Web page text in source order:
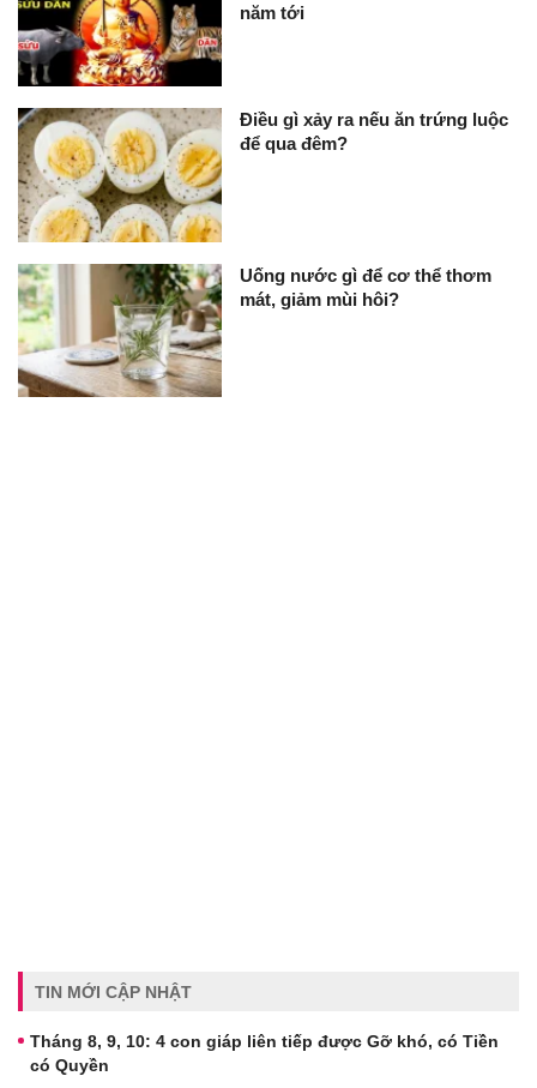
năm tới
Điều gì xảy ra nếu ăn trứng luộc
để qua đêm?
Uống nước gì để cơ thể thơm
mát, giảm mùi hôi?
TIN MỚI CẬP NHẬT
Tháng 8, 9, 10: 4 con giáp liên tiếp được Gỡ khó, có Tiền
có Quyền